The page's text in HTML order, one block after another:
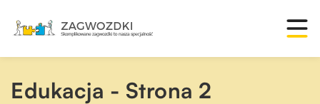
Edukacja - Strona 2